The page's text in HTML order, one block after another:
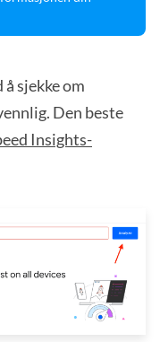
sjekke om
Den beste
Insights-